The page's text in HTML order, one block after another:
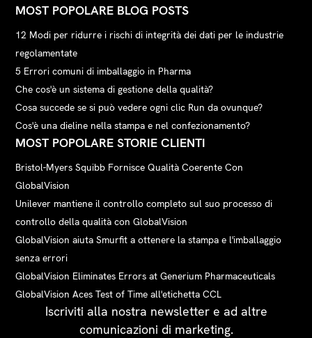
MOST POPOLARE BLOG POSTS
12 Modi per ridurre i rischi di integrità dei dati per le industrie
regolamentate
5 Errori comuni di imballaggio in Pharma
Che cos'è un sistema di gestione della qualità?
Cosa succede se si può vedere ogni clic Run da ovunque?
Cos'è una dieline nella stampa e nel confezionamento?
MOST POPOLARE STORIE CLIENTI
Bristol-Myers Squibb Fornisce Qualità Coerente Con
GlobalVision
Unilever mantiene il controllo completo sul suo processo di
controllo della qualità con GlobalVision
GlobalVision aiuta Smurfit a ottenere la stampa e l'imballaggio
senza errori
GlobalVision Eliminates Errors at Generium Pharmaceuticals
GlobalVision Aces Test of Time all'etichetta CCL
Iscriviti alla nostra newsletter e ad altre
comunicazioni di marketing.